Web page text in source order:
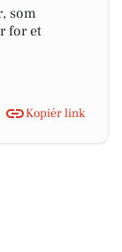
som
for et
Kopiér link